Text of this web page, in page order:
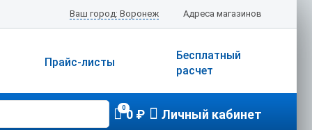
Адреса магазинов
Ваш город: Воронеж
Бесплатный
расчет
Прайс-листы
00 ₽ Личный кабинет